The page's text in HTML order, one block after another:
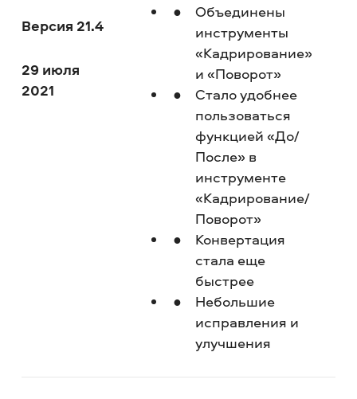
Версия 21.4
29 июля
2021
Объединены
инструменты
«Кадрирование»
и «Поворот»
Стало удобнее
пользоваться
функцией «До/
После» в
инструменте
«Кадрирование/
Поворот»
Конвертация
стала еще
быстрее
Небольшие
исправления и
улучшения